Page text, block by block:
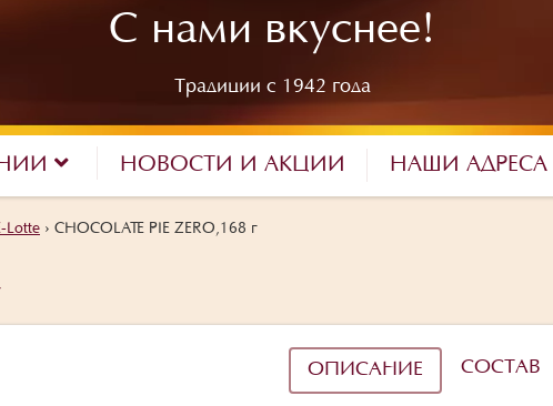
С нами вкуснее!
Традиции с 1942 года
НОВОСТИ И АКЦИИ НАШИ АДРЕСА
› CHOCOLATE PIE ZERO,168 г
ОПИСАНИЕ СОСТАВ